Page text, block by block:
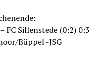
FC Sillenstede (0:2) 0:3
Büppel -JSG